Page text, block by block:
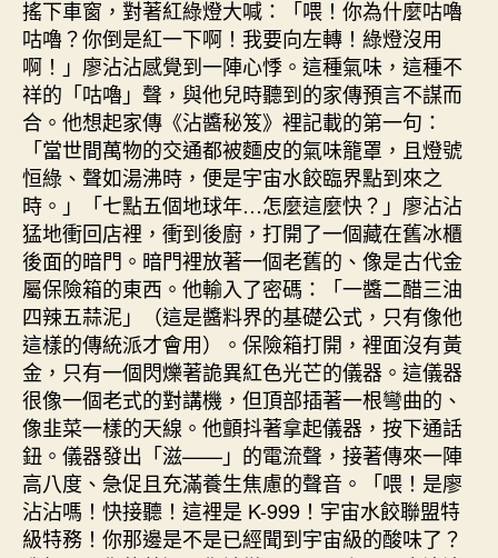
搖下車窗，對著紅綠燈大喊：「喂！你為什麼咕嚕
咕嚕？你倒是紅一下啊！我要向左轉！綠燈沒用
啊！」廖沾沾感覺到一陣心悸。這種氣味，這種不
祥的「咕嚕」聲，與他兒時聽到的家傳預言不謀而
合。他想起家傳《沾醬秘笈》裡記載的第一句：
「當世間萬物的交通都被麵皮的氣味籠罩，且燈號
恒綠、聲如湯沸時，便是宇宙水餃臨界點到來之
時。」「七點五個地球年…怎麼這麼快？」廖沾沾
猛地衝回店裡，衝到後廚，打開了一個藏在舊冰櫃
後面的暗門。暗門裡放著一個老舊的、像是古代金
屬保險箱的東西。他輸入了密碼：「一醬二醋三油
四辣五蒜泥」（這是醬料界的基礎公式，只有像他
這樣的傳統派才會用）。保險箱打開，裡面沒有黃
金，只有一個閃爍著詭異紅色光芒的儀器。這儀器
很像一個老式的對講機，但頂部插著一根彎曲的、
像韭菜一樣的天線。他顫抖著拿起儀器，按下通話
鈕。儀器發出「滋——」的電流聲，接著傳來一陣
高八度、急促且充滿養生焦慮的聲音。「喂！是廖
沾沾嗎！快接聽！這裡是 K-999！宇宙水餃聯盟特
級特務！你那邊是不是已經聞到宇宙級的酸味了？